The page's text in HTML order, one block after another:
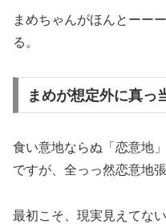
まめちゃんがほんとーー
る。
まめが想定外に真っ
食い意地ならぬ「恋意地
ですが、全っっ然恋意地
最初こそ、現実見えてな